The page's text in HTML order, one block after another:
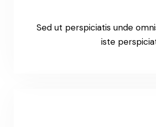
Sed ut perspiciatis unde
iste